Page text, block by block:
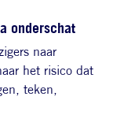
onderschat
naar
het risico dat
teken,